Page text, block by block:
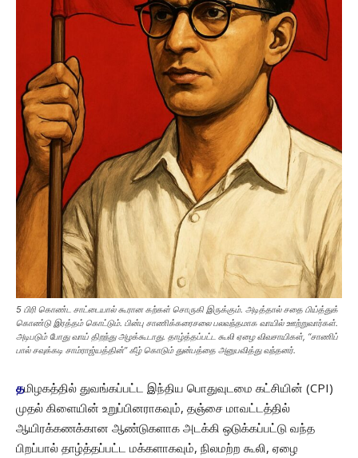
5 பிரி கொண்ட சாட்டையால் கூரான கற்கள் சொருகி இருக்கும். அடித்தால் சதை பிய்த்துக்
கொண்டு இரத்தம் கொட்டும். பின்பு சாணிக்கரைசலை பலவந்தமாக வாயில் ஊற்றுவார்கள்.
அடிபடும் போது வாய் திறந்து அழக்கூடாது. தாழ்த்தப்பட்ட கூலி ஏழை விவசாயிகள், “சாணிப்
பால் சவுக்கடி சாம்ராஜ்யத்தின்” கீழ் கொடும் துன்பத்தை அனுபவித்து வந்தனர்.
தமிழகத்தில் துவங்கப்பட்ட இந்திய பொதுவுடமை கட்சியின் (CPI)
முதல் கிளையின் உறுப்பினராகவும், தஞ்சை மாவட்டத்தில்
ஆயிரக்கணக்கான ஆண்டுகளாக அடக்கி ஒடுக்கப்பட்டு வந்த
பிறப்பால் தாழ்த்தப்பட்ட மக்களாகவும், நிலமற்ற கூலி, ஏழை